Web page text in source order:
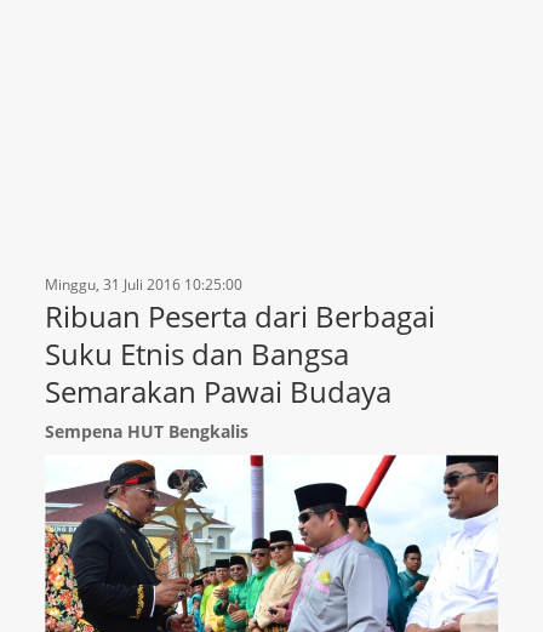
Minggu, 31 Juli 2016 10:25:00
Ribuan Peserta dari Berbagai
Suku Etnis dan Bangsa
Semarakan Pawai Budaya
Sempena HUT Bengkalis